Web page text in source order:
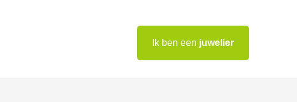
Ik ben een juwelier